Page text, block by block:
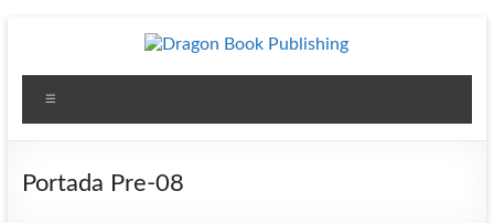
Dragon
Book
Publishing
Portada Pre-08